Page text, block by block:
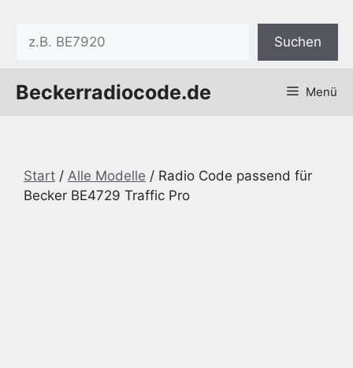
springen
Suchen
Beckerradiocode.de Menü
Start / Alle Modelle / Radio Code passend für
Becker BE4729 Traffic Pro